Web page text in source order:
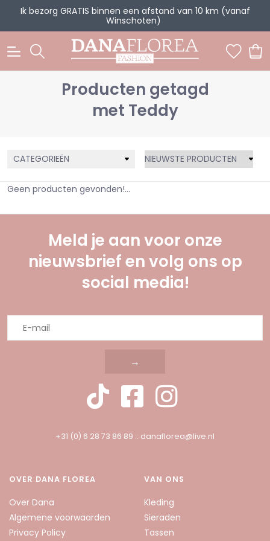
Ik bezorg GRATIS binnen een afstand van 10 km (vanaf
Winschoten)
Producten getagd
met Teddy
CATEGORIEËN
Geen producten gevonden!...
Meld je aan voor onze
nieuwsbrief en volg ons op
social media!
→
+31 (0) 6 28 73 86 89 :: danaflorea@live.nl
OVER DANA FLOREA
Over Dana
Algemene voorwaarden
Privacy Policy
VAN ONS
Kleding
Sieraden
Tassen